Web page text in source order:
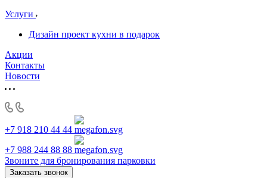
Услуги
Дизайн проект кухни в подарок
Акции
Контакты
Новости
+7 918 210 44 44
+7 988 244 88 88
Звоните для бронирования парковки
Заказать звонок